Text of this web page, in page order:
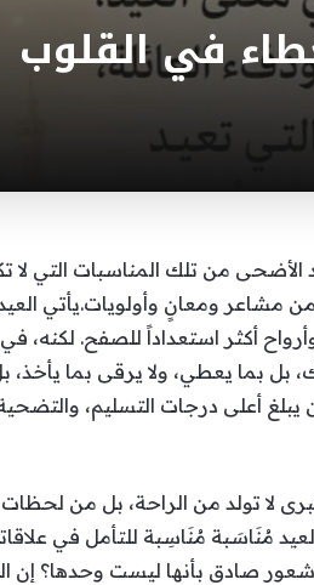
في القلوب
الأضحى من تلك المناسبات التي
من مشاعر ومعانٍ وأولويات.يأتي
أكثر استعداداً للصفح. لكنه،
بما يعطي، ولا يرقى بما يأخذ،
أعلى درجات التسليم،
لا تولد من الراحة، بل من
مُنَاسَبة مُنَاسِبة للتأمل في
صادق بأنها ليست وحدها؟ إن